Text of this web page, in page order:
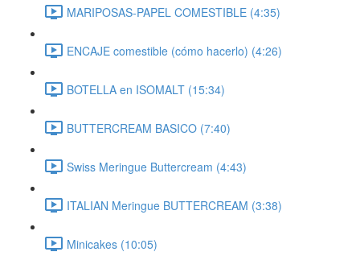
MARIPOSAS-PAPEL COMESTIBLE (4:35)
ENCAJE comestible (cómo hacerlo) (4:26)
BOTELLA en ISOMALT (15:34)
BUTTERCREAM BASICO (7:40)
Swiss Meringue Buttercream (4:43)
ITALIAN Meringue BUTTERCREAM (3:38)
Minicakes (10:05)